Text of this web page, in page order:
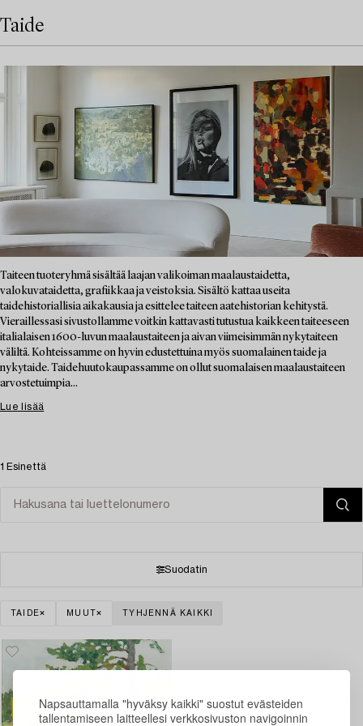
Napsauttamalla "hyväksy kaikki" suostut evästeiden
tallentamiseen laitteellesi verkkosivuston navigoinnin
Taide
Taiteen tuoteryhmä sisältää laajan valikoiman maalaustaidetta,
valokuvataidetta, grafiikkaa ja veistoksia. Sisältö kattaa useita
taidehistoriallisia aikakausia ja esittelee taiteen aatehistorian kehitystä.
Vieraillessasi sivustollamme voitkin kattavasti tutustua kaikkeen taiteeseen
italialaisen 1600-luvun maalaustaiteen ja aivan viimeisimmän nykytaiteen
väliltä. Kohteissamme on hyvin edustettuina myös suomalainen taide ja
nykytaide. Taidehuutokaupassamme on ollut suomalaisen maalaustaiteen
arvostetuimpia...
Lue lisää
1 Esinettä
Suodatin
TAIDE MUUT TYHJENNÄ KAIKKI